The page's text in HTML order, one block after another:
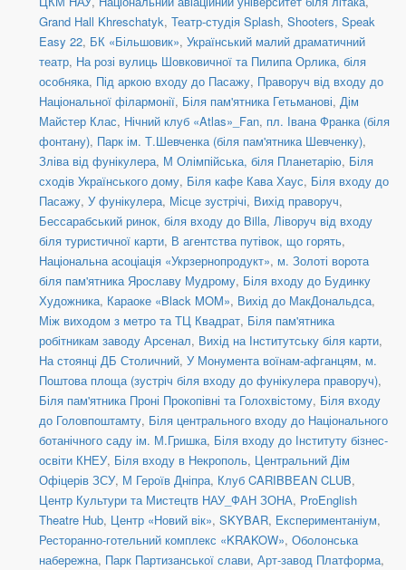
Grand Hall Khreschatyk, Театр-студія Splash, Shooters, Speak
Easy 22, БК «Більшовик», Український малий драматичний
театр, На розі вулиць Шовковичної та Пилипа Орлика, біля
особняка, Під аркою входу до Пасажу, Праворуч від входу до
Національної філармонії, Біля пам'ятника Гетьманові, Дім
Майстер Клас, Нічний клуб «Atlas»_Fan, пл. Івана Франка (біля
фонтану), Парк ім. Т.Шевченка (біля пам'ятника Шевченку),
Зліва від фунікулера, М Олімпійська, біля Планетарію, Біля
сходів Українського дому, Біля кафе Кава Хаус, Біля входу до
Пасажу, У фунікулера, Місце зустрічі, Вихід праворуч,
Бессарабський ринок, біля входу до Billa, Ліворуч від входу
біля туристичної карти, В агентства путівок, що горять,
Національна асоціація «Укрзернопродукт», м. Золоті ворота
біля пам'ятника Ярославу Мудрому, Біля входу до Будинку
Художника, Караоке «Black MOM», Вихід до МакДональдса,
Між виходом з метро та ТЦ Квадрат, Біля пам'ятника
робітникам заводу Арсенал, Вихід на Інститутську біля карти,
На стоянці ДБ Столичний, У Монумента воїнам-афганцям, м.
Поштова площа (зустріч біля входу до фунікулера праворуч),
Біля пам'ятника Проні Прокопівні та Голохвістому, Біля входу
до Головпоштамту, Біля центрального входу до Національного
ботанічного саду ім. М.Гришка, Біля входу до Інституту бізнес-
освіти КНЕУ, Біля входу в Некрополь, Центральний Дім
Офіцерів ЗСУ, М Героїв Дніпра, Клуб CARIBBEAN CLUB,
Центр Культури та Мистецтв НАУ_ФАН ЗОНА, ProEnglish
Theatre Hub, Центр «Новий вік», SKYBAR, Експериментаніум,
Ресторанно-готельний комплекс «KRAKOW», Оболонська
набережна, Парк Партизанської слави, Арт-завод Платформа,